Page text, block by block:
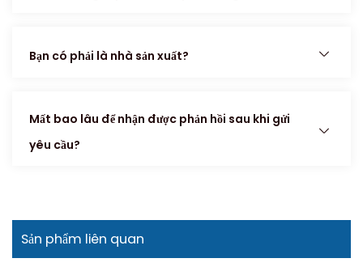
Bạn có phải là nhà sản xuất?
Mất bao lâu để nhận được phản hồi sau khi gửi
yêu cầu?
Sản phẩm liên quan